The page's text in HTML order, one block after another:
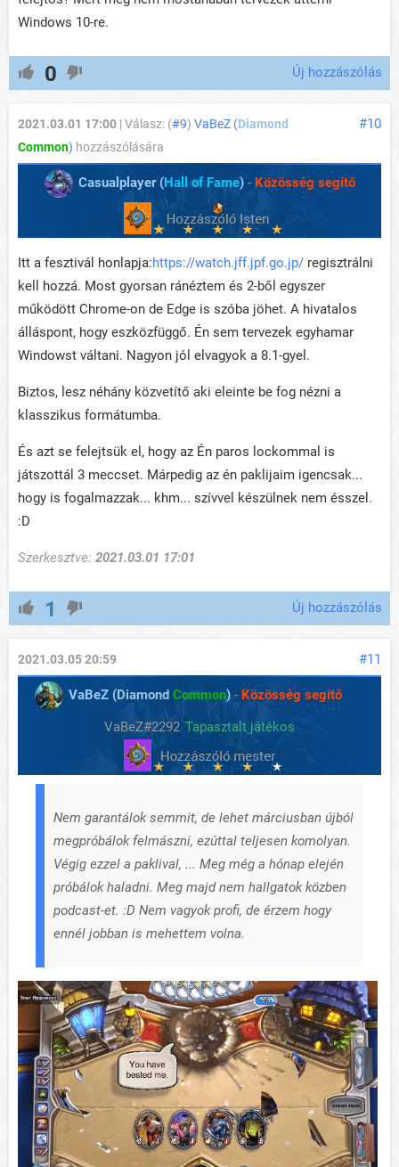
Windows 10-re.
0 Új hozzászólás
#10
2021.03.01 17:00 | Válasz: (#9) VaBeZ (Diamond
Common) hozzászólására
Casualplayer (Hall of Fame)- Közösség segítő
Itt a fesztivál honlapja:https://watch.jff.jpf.go.jp/ regisztrálni
kell hozzá. Most gyorsan ránéztem és 2-ből egyszer
működött Chrome-on de Edge is szóba jöhet. A hivatalos
álláspont, hogy eszközfüggő. Én sem tervezek egyhamar
Windowst váltani. Nagyon jól elvagyok a 8.1-gyel.
Biztos, lesz néhány közvetítő aki eleinte be fog nézni a
klasszikus formátumba.
És azt se felejtsük el, hogy az Én paros lockommal is
játszottál 3 meccset. Márpedig az én paklijaim igencsak...
hogy is fogalmazzak... khm... szívvel készülnek nem ésszel.
:D
Szerkesztve: 2021.03.01 17:01
1 Új hozzászólás
#11
2021.03.05 20:59
VaBeZ (Diamond Common) - Közösség segítő
VaBeZ#2292 Tapasztalt játékos
Nem garantálok semmit, de lehet márciusban újból
megpróbálok felmászni, ezúttal teljesen komolyan.
Végig ezzel a paklival, ... Meg még a hónap elején
próbálok haladni. Meg majd nem hallgatok közben
podcast-et. :D Nem vagyok profi, de érzem hogy
ennél jobban is mehettem volna.